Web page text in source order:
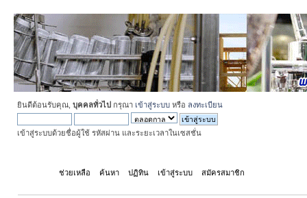
ยินดีต้อนรับคุณ, บุคคลทั่วไป กรุณา เข้าสู่ระบบ หรือ ลงทะเบียน
เข้าสู่ระบบด้วยชื่อผู้ใช้ รหัสผ่าน และระยะเวลาในเซสชั่น
ช่วยเหลือ ค้นหา ปฏิทิน เข้าสู่ระบบ สมัครสมาชิก